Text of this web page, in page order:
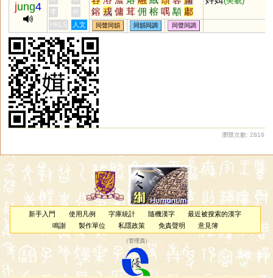
jung4
鎔 戎 傭 茸 佣 榕 喁 顒 鄘
慵 鏞 墉 狨 瑢 滽 毧 茙 傛
嵱 瀜 鰅 鰫 鷛 羢 嫆 嫞 駥
李
何
HKLS
人文 同聲同韻 同韻同調 同聲同調
瀏覽次數: 2816
新手入門 使用凡例 字庫統計 隨機漢字
最近被搜索的漢字
鳴謝
製作單位 私隱政策 免責聲明 意見簿
（管理員 ）